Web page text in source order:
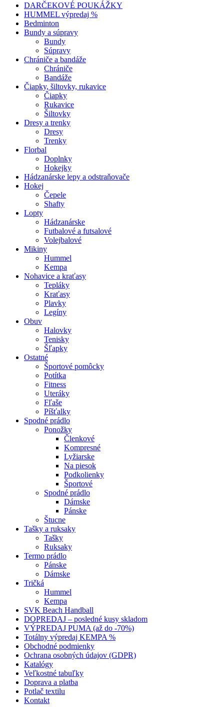
DARČEKOVÉ POUKÁŽKY
HUMMEL výpredaj %
Bedminton
Bundy a súpravy
Bundy
Súpravy
Chrániče a bandáže
Chrániče
Bandáže
Čiapky, šiltovky, rukavice
Čiapky
Rukavice
Šiltovky
Dresy a trenky
Dresy
Trenky
Florbal
Doplnky
Hokejky
Hádzanárske lepy a odstraňovače
Hokej
Čepele
Shafty
Lopty
Hádzanárske
Futbalové a futsalové
Volejbalové
Mikiny
Hummel
Kempa
Nohavice a kraťasy
Tepláky
Kraťasy
Plavky
Legíny
Obuv
Halovky
Tenisky
Šľapky
Ostatné
Športové pomôcky
Potítka
Fitness
Uteráky
Fľaše
Píšťalky
Spodné prádlo
Ponožky
Členkové
Kompresné
Lyžiarske
Na piesok
Podkolienky
Športové
Spodné prádlo
Dámske
Pánske
Štucne
Tašky a ruksaky
Tašky
Ruksaky
Termo prádlo
Pánske
Dámske
Tričká
Hummel
Kempa
SVK Beach Handball
DOPREDAJ – posledné kusy skladom
VÝPREDAJ PUMA (až do -70%)
Totálny výpredaj KEMPA %
Obchodné podmienky
Ochrana osobných údajov (GDPR)
Katalógy
Veľkostné tabuľky
Doprava a platba
Potlač textilu
Kontakt